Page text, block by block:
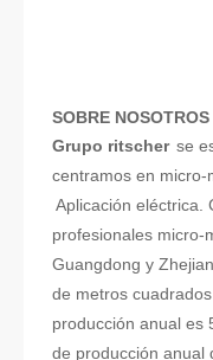
SOBRE NOSOTROS
Grupo ritscher se
centramos en
Aplicación eléctrica.
profesionales micro-
Guangdong y
de metros
producción anual es
de producción anual